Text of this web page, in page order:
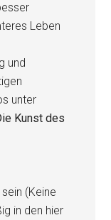
Leben
und
unter
Kunst des
(Keine
in den hier